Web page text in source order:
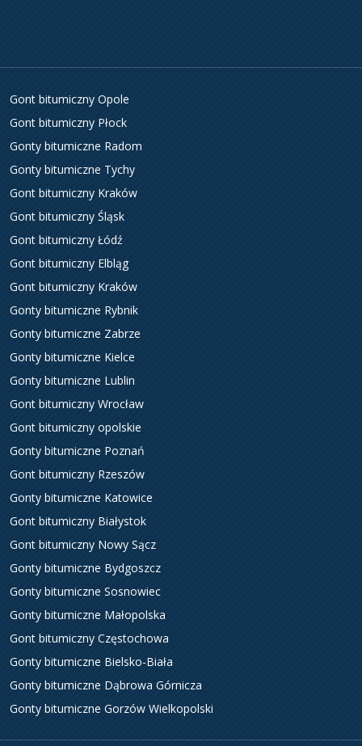
Gont bitumiczny Opole
Gont bitumiczny Płock
Gonty bitumiczne Radom
Gonty bitumiczne Tychy
Gont bitumiczny Kraków
Gont bitumiczny Śląsk
Gont bitumiczny Łódź
Gont bitumiczny Elbląg
Gont bitumiczny Kraków
Gonty bitumiczne Rybnik
Gonty bitumiczne Zabrze
Gonty bitumiczne Kielce
Gonty bitumiczne Lublin
Gont bitumiczny Wrocław
Gont bitumiczny opolskie
Gonty bitumiczne Poznań
Gont bitumiczny Rzeszów
Gonty bitumiczne Katowice
Gont bitumiczny Białystok
Gont bitumiczny Nowy Sącz
Gonty bitumiczne Bydgoszcz
Gonty bitumiczne Sosnowiec
Gonty bitumiczne Małopolska
Gont bitumiczny Częstochowa
Gonty bitumiczne Bielsko-Biała
Gonty bitumiczne Dąbrowa Górnicza
Gonty bitumiczne Gorzów Wielkopolski